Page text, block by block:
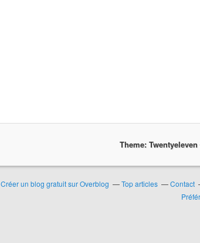
Theme:
Créer un blog gratuit sur Overblog Top articles Contact